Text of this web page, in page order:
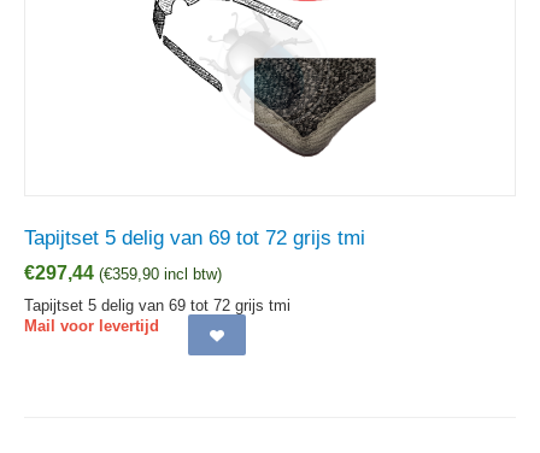
Tapijtset 5 delig van 69 tot 72 grijs tmi
€297,44 (€359,90 incl btw)
Tapijtset 5 delig van 69 tot 72 grijs tmi
Mail voor levertijd